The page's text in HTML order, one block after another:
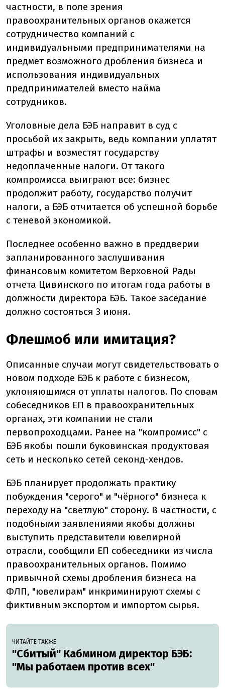
частности, в поле зрения
правоохранительных органов окажется
сотрудничество компаний с
индивидуальными предпринимателями на
предмет возможного дробления бизнеса и
использования индивидуальных
предпринимателей вместо найма
сотрудников.
Уголовные дела БЭБ направит в суд с
просьбой их закрыть, ведь компании уплатят
штрафы и возместят государству
недоплаченные налоги. От такого
компромисса выиграют все: бизнес
продолжит работу, государство получит
налоги, а БЭБ отчитается об успешной борьбе
с теневой экономикой.
Последнее особенно важно в преддверии
запланированного заслушивания
финансовым комитетом Верховной Рады
отчета Цивинского по итогам года работы в
должности директора БЭБ. Такое заседание
должно состояться 3 июня.
Флешмоб или имитация?
Описанные случаи могут свидетельствовать о
новом подходе БЭБ к работе с бизнесом,
уклоняющимся от уплаты налогов. По словам
собеседников ЕП в правоохранительных
органах, эти компании не стали
первопроходцами. Ранее на "компромисс" с
БЭБ якобы пошли буковинская продуктовая
сеть и несколько сетей секонд-хендов.
БЭБ планирует продолжать практику
побуждения "серого" и "чёрного" бизнеса к
переходу на "светлую" сторону. В частности, с
подобными заявлениями якобы должны
выступить представители ювелирной
отрасли, сообщили ЕП собеседники из числа
правоохранительных органов. Помимо
привычной схемы дробления бизнеса на
ФЛП, "ювелирам" инкриминируют схемы с
фиктивным экспортом и импортом сырья.
ЧИТАЙТЕ ТАКЖЕ
"Сбитый" Кабмином директор БЭБ:
"Мы работаем против всех"